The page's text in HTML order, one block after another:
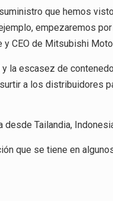
que hemos
empezaremos
CEO de Mitsubishi
escasez de
a los distribuidores
Tailandia,
que se tiene en